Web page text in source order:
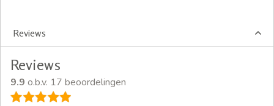
Reviews
Reviews
9.9 o.b.v. 17 beoordelingen